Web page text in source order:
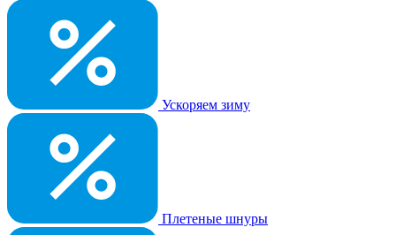
Ускоряем зиму
Плетеные шнуры